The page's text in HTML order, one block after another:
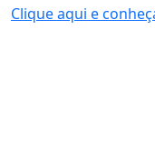
Clique aqui e